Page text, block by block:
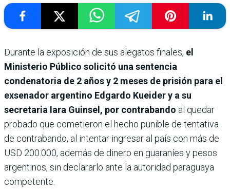
Durante la exposición de sus alegatos finales, el
Ministerio Público solicitó una sentencia
condenatoria de 2 años y 2 meses de prisión para el
exsenador argentino Edgardo Kueider y a su
secretaria Iara Guinsel, por contrabando al quedar
probado que cometieron el hecho punible de tentativa
de contrabando, al intentar ingresar al país con más de
USD 200.000, además de dinero en guaraníes y pesos
argentinos, sin declararlo ante la autoridad paraguaya
competente.